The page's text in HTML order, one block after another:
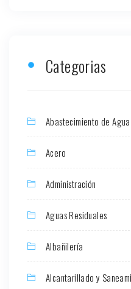
Categorias
Abastecimiento de Agua
Acero
Administración
Aguas Residuales
Albañilería
Alcantarillado y